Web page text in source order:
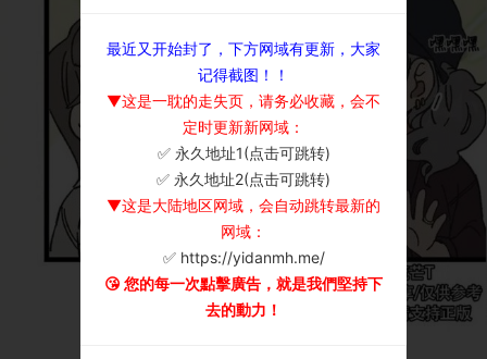
最近又开始封了，下方网域有更新，大家
记得截图！！
▼这是一耽的走失页，请务必收藏，会不
定时更新新网域：
✅ 永久地址1(点击可跳转)
✅ 永久地址2(点击可跳转)
▼这是大陆地区网域，会自动跳转最新的
网域：
✅ https://yidanmh.me/
😘 您的每一次點擊廣告，就是我們堅持下
去的動力！